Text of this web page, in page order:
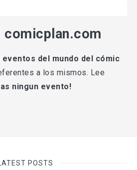
comicplan.com
eventos del mundo del cómic
a los mismos. Lee
ningun evento!
POSTS